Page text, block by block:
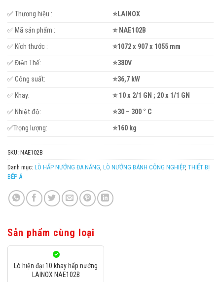
✅ Thương hiệu :
⭐LAINOX
✅ Mã sản phẩm :
⭐ NAE102B
✅ Kích thước :
⭐1072 x 907 x 1055 mm
✅ Điện Thế:
⭐380V
✅ Công suất:
⭐36,7 kW
✅ Khay:
⭐ 10 x 2/1 GN ; 20 x 1/1 GN
✅ Nhiệt độ:
⭐30 – 300 ° C
✅Trọng lượng:
⭐160 kg
SKU: NAE102B
Danh mục: LÒ HẤP NƯỚNG ĐA NĂNG, LÒ NƯỚNG BÁNH CÔNG NGHIỆP, THIẾT BỊ
BẾP Á
Sản phẩm cùng loại
Lò hiện đại 10 khay hấp nướng
LAINOX NAE102B